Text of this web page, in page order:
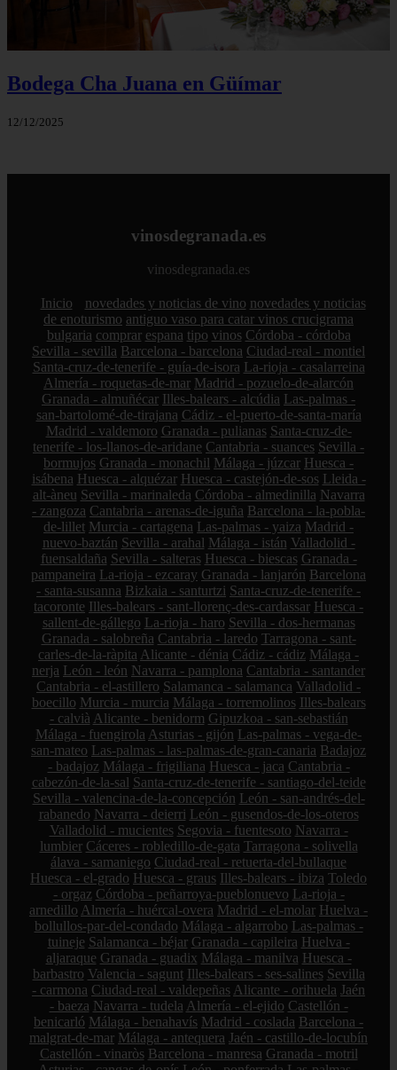
Bodega Cha Juana en Güímar
12/12/2025
vinosdegranada.es
vinosdegranada.es
Inicio novedades y noticias de vino novedades y noticias
de enoturismo antiguo vaso para catar vinos crucigrama
bulgaria comprar espana tipo vinos Córdoba - córdoba
Sevilla - sevilla Barcelona - barcelona Ciudad-real - montiel
Santa-cruz-de-tenerife - guía-de-isora La-rioja - casalarreina
Almería - roquetas-de-mar Madrid - pozuelo-de-alarcón
Granada - almuñécar
Illes-balears - alcúdia Las-palmas -
san-bartolomé-de-tirajana Cádiz - el-puerto-de-santa-maría
Madrid - valdemoro Granada - pulianas Santa-cruz-de-
tenerife - los-llanos-de-aridane Cantabria - suances Sevilla -
bormujos Granada - monachil Málaga - júzcar Huesca -
isábena Huesca - alquézar Huesca - castejón-de-sos Lleida -
alt-àneu Sevilla - marinaleda Córdoba - almedinilla Navarra
- zangoza Cantabria - arenas-de-iguña Barcelona - la-pobla-
de-lillet Murcia - cartagena Las-palmas - yaiza Madrid -
nuevo-baztán Sevilla - arahal Málaga - istán Valladolid -
fuensaldaña Sevilla - salteras Huesca - biescas Granada -
pampaneira La-rioja - ezcaray Granada - lanjarón Barcelona
- santa-susanna Bizkaia - santurtzi Santa-cruz-de-tenerife -
tacoronte
Illes-balears - sant-llorenç-des-cardassar Huesca -
sallent-de-gállego La-rioja - haro Sevilla - dos-hermanas
Granada - salobreña Cantabria - laredo Tarragona - sant-
carles-de-la-ràpita Alicante - dénia Cádiz - cádiz Málaga -
nerja León - león Navarra - pamplona Cantabria - santander
Cantabria - el-astillero Salamanca - salamanca Valladolid -
boecillo Murcia - murcia Málaga - torremolinos
Illes-balears
- calvià Alicante - benidorm Gipuzkoa - san-sebastián
Málaga - fuengirola Asturias - gijón Las-palmas - vega-de-
san-mateo Las-palmas - las-palmas-de-gran-canaria Badajoz
- badajoz Málaga - frigiliana Huesca - jaca Cantabria -
cabezón-de-la-sal Santa-cruz-de-tenerife - santiago-del-teide
Sevilla - valencina-de-la-concepción León - san-andrés-del-
rabanedo Navarra - deierri León - gusendos-de-los-oteros
Valladolid - mucientes Segovia - fuentesoto Navarra -
lumbier Cáceres - robledillo-de-gata Tarragona - solivella
álava - samaniego Ciudad-real - retuerta-del-bullaque
Huesca - el-grado Huesca - graus Illes-balears - ibiza Toledo
- orgaz Córdoba - peñarroya-pueblonuevo La-rioja -
arnedillo Almería - huércal-overa Madrid - el-molar Huelva -
bollullos-par-del-condado Málaga - algarrobo Las-palmas -
tuineje Salamanca - béjar Granada - capileira Huelva -
aljaraque Granada - guadix Málaga - manilva Huesca -
barbastro Valencia - sagunt Illes-balears - ses-salines Sevilla
- carmona Ciudad-real - valdepeñas Alicante - orihuela Jaén
- baeza Navarra - tudela Almería - el-ejido Castellón -
benicarló Málaga - benahavís Madrid - coslada Barcelona -
malgrat-de-mar Málaga - antequera Jaén - castillo-de-locubín
Castellón - vinaròs Barcelona - manresa Granada - motril